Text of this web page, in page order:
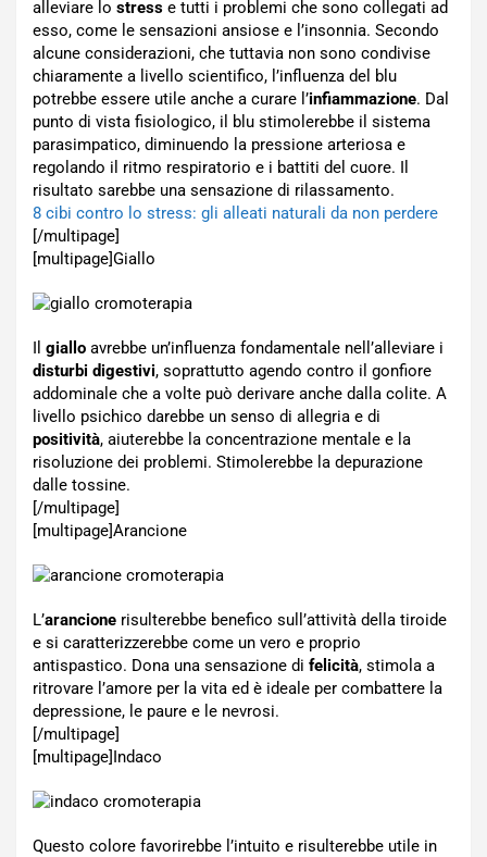
alleviare lo stress e tutti i problemi che sono collegati ad
esso, come le sensazioni ansiose e l’insonnia. Secondo
alcune considerazioni, che tuttavia non sono condivise
chiaramente a livello scientifico, l’influenza del blu
potrebbe essere utile anche a curare l’infiammazione. Dal
punto di vista fisiologico, il blu stimolerebbe il sistema
parasimpatico, diminuendo la pressione arteriosa e
regolando il ritmo respiratorio e i battiti del cuore. Il
risultato sarebbe una sensazione di rilassamento.
8 cibi contro lo stress: gli alleati naturali da non perdere
[/multipage]
[multipage]Giallo
Il giallo avrebbe un’influenza fondamentale nell’alleviare i
disturbi digestivi, soprattutto agendo contro il gonfiore
addominale che a volte può derivare anche dalla colite. A
livello psichico darebbe un senso di allegria e di
positività, aiuterebbe la concentrazione mentale e la
risoluzione dei problemi. Stimolerebbe la depurazione
dalle tossine.
[/multipage]
[multipage]Arancione
L’arancione risulterebbe benefico sull’attività della tiroide
e si caratterizzerebbe come un vero e proprio
antispastico. Dona una sensazione di felicità, stimola a
ritrovare l’amore per la vita ed è ideale per combattere la
depressione, le paure e le nevrosi.
[/multipage]
[multipage]Indaco
Questo colore favorirebbe l’intuito e risulterebbe utile in